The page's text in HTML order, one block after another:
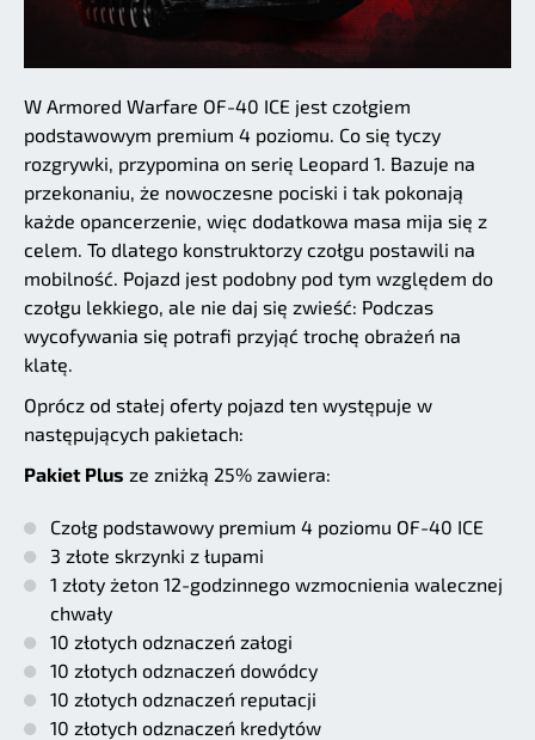
W Armored Warfare OF-40 ICE jest czołgiem
podstawowym premium 4 poziomu. Co się tyczy
rozgrywki, przypomina on serię Leopard 1. Bazuje na
przekonaniu, że nowoczesne pociski i tak pokonają
każde opancerzenie, więc dodatkowa masa mija się z
celem. To dlatego konstruktorzy czołgu postawili na
mobilność. Pojazd jest podobny pod tym względem do
czołgu lekkiego, ale nie daj się zwieść: Podczas
wycofywania się potrafi przyjąć trochę obrażeń na
klatę.
Oprócz od stałej oferty pojazd ten występuje w
następujących pakietach:
Pakiet Plus ze zniżką 25% zawiera:
Czołg podstawowy premium 4 poziomu OF-40 ICE
3 złote skrzynki z łupami
1 złoty żeton 12-godzinnego wzmocnienia walecznej
chwały
10 złotych odznaczeń załogi
10 złotych odznaczeń dowódcy
10 złotych odznaczeń reputacji
10 złotych odznaczeń kredytów